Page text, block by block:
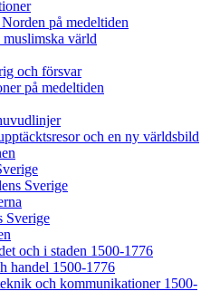
på medeltiden
värld
och försvar
på medeltiden
och en ny världsbild
Sverige
Sverige
och i staden 1500-1776
handel 1500-1776
och kommunikationer 1500-